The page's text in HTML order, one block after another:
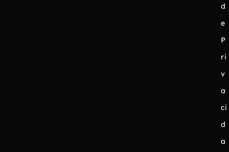
d
e
P
ri
v
a
ci
d
a